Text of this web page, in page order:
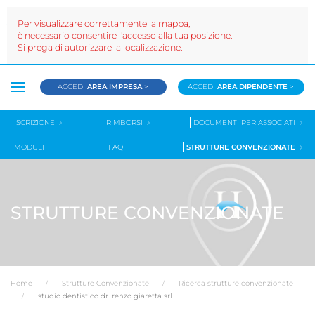
ACCEDIAREA IMPRESA > ACCEDIAREA DIPENDENTE >
ISCRIZIONE RIMBORSI DOCUMENTI PER ASSOCIATI
MODULI FAQ STRUTTURE CONVENZIONATE
STRUTTURE CONVENZIONATE
Home Strutture Convenzionate
Ricerca strutture convenzionate
studio dentistico dr. renzo giaretta srl
Per visualizzare correttamente la mappa,
è necessario consentire l'accesso alla tua posizione.
Si prega di autorizzare la localizzazione.